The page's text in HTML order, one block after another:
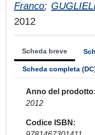
Franco;
2012
Scheda breve
Scheda completa
Anno del prodotto
2012
Codice ISBN